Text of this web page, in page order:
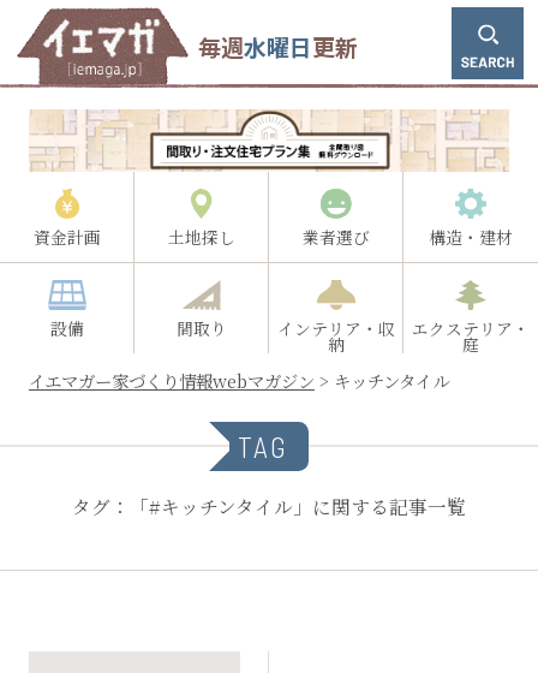
毎週水曜日更新
資金計画 土地探し 業者選び 構造・建材
設備 間取り インテリア・収
納
エクステリア・
庭
イエマガー家づくり情報webマガジン > キッチンタイル
TAG
タグ：「#キッチンタイル」に関する記事一覧